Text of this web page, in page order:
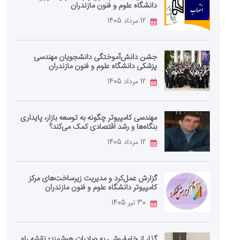
دانشگاه علوم و فنون مازندران
جشن دانش‌آموختگی دانشجویان مهندسی
پزشکی دانشگاه علوم و فنون مازندران
مهندسی کامپیوتر چگونه به توسعه بازار، پایداری
بنگاه‌ها و رشد اقتصادی کمک می‌کند؟
گزارش عمل‌کرد و مدیریت زیرساخت‌های مرکز
کامپیوتر دانشگاه علوم و فنون مازندران